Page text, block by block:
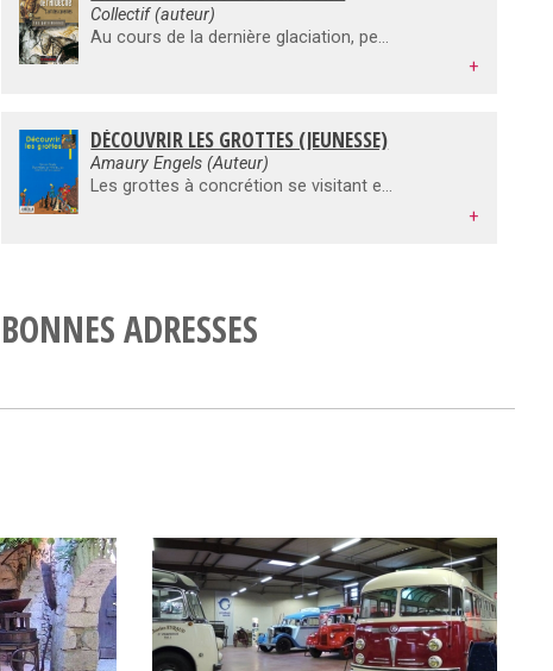
Collectif (auteur)
Au cours de la dernière glaciation, pendant près de deux cent cinquante siècles, les artistes du Paléolithique supérieur ont décoré les parois de grottes profondes des gorges de l'Ardèche, et parfois celles de leurs habitats. Ces sanctuaires souterrains abritent des messages originaux et uniques, animaux majestueux et images symboliques, que l'homme a transmis et que le temps a épargnés.
+
DÉCOUVRIR LES GROTTES (JEUNESSE)
Amaury Engels (Auteur)
Les grottes à concrétion se visitant en France sont très nombreuses, et très variées quant à leur aspect, et leur histoire géologique. Amaury Engels, directeur scientifique de la Grotte de Clamouse, en Languedoc-Roussillon décrypte pour les enfants de 8 à 12 ans, la formation de ces lieux géologiques remarquables, les différents types de grottes et les éléments que l’on trouve dans chacun. Pour déclencher des vocations de spéléogues en herbe !
+
BONNES ADRESSES